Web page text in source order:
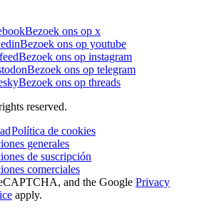
Bezoek ons op x
Bezoek ons op youtube
Bezoek ons op instagram
Bezoek ons op telegram
Bezoek ons op threads
reserved.
Política de cookies
generales
de suscripción
comerciales
and the Google Privacy
apply.